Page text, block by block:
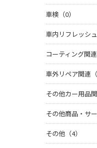
車検（0）
車内リフレッシュ
コーティング関連
車外リペア関連（
その他カー用品関
その他商品・サー
その他（4）